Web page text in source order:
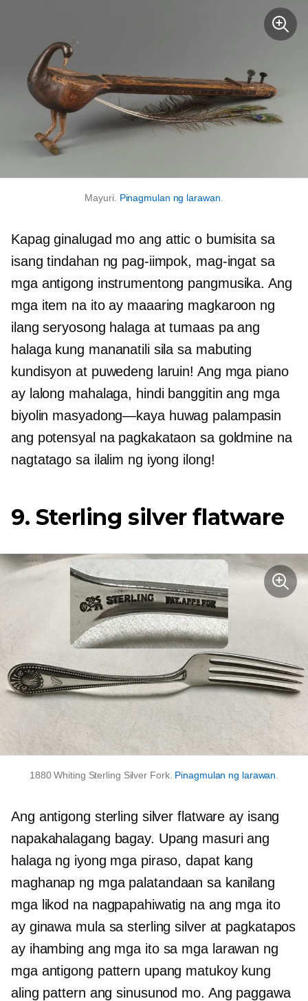
Mayuri. Pinagmulan ng larawan.
Kapag ginalugad mo ang attic o bumisita sa
isang tindahan ng pag-iimpok, mag-ingat sa
mga antigong instrumentong pangmusika. Ang
mga item na ito ay maaaring magkaroon ng
ilang seryosong halaga at tumaas pa ang
halaga kung mananatili sila sa mabuting
kundisyon at puwedeng laruin! Ang mga piano
ay lalong mahalaga, hindi banggitin ang mga
biyolin masyadong—kayahuwag palampasin
ang potensyal na pagkakataon sa goldmine na
nagtatago sa ilalim ng iyong ilong!
9. Sterling silver flatware
1880 Whiting Sterling Silver Fork. Pinagmulan ng larawan
Ang antigong sterling silver flatware ay isang
napakahalagang bagay. Upang masuri ang
halaga ng iyong mga piraso, dapat kang
maghanap ng mga palatandaan sa kanilang
mga likod na nagpapahiwatig na ang mga ito
ay ginawa mula sa sterling silver at pagkatapos
ay ihambing ang mga ito sa mga larawan ng
mga antigong pattern upang matukoy kung
aling pattern ang sinusunod mo. Ang paggawa